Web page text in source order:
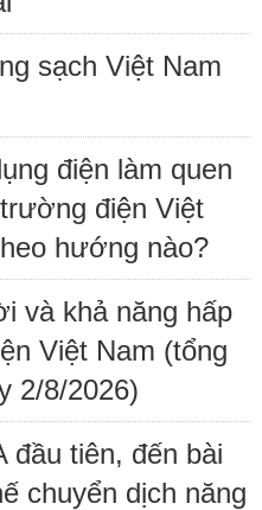
sạch Việt Nam
điện làm quen
điện Việt
hướng nào?
và khả năng hấp
Việt Nam (tổng
2/8/2026)
đầu tiên, đến bài
chuyển dịch năng